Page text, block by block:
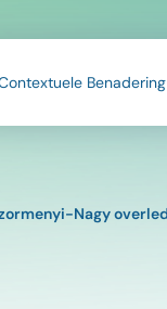
Benadering
Nagy